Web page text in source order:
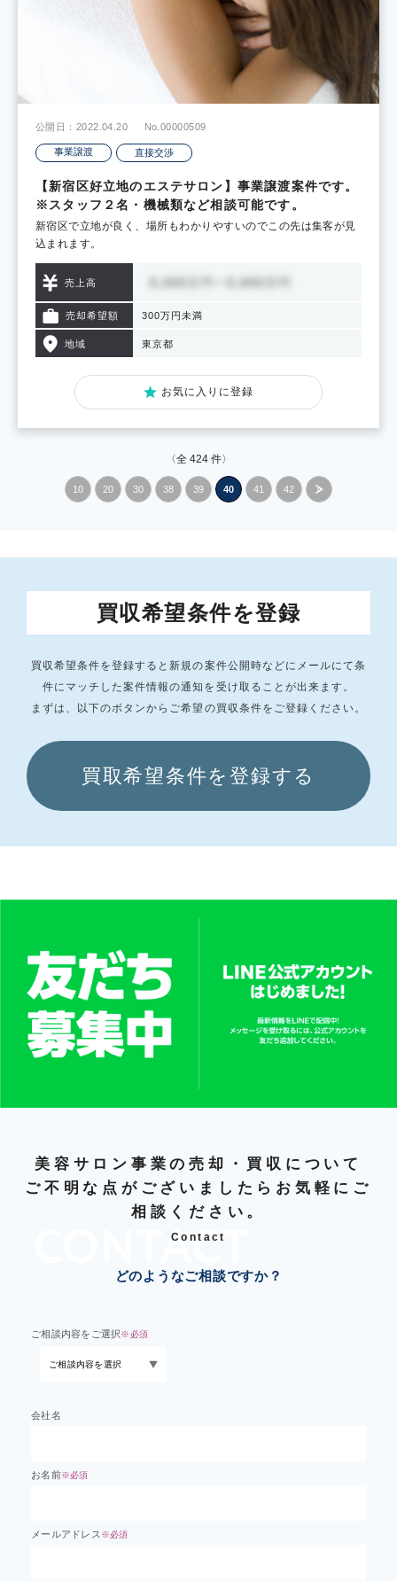
公開日：2022.04.20 No.00000509
事業譲渡 直接交渉
【新宿区好立地のエステサロン】事業譲渡案件です。
※スタッフ２名・機械類など相談可能です。
新宿区で立地が良く、場所もわかりやすいのでこの先は集客が見
込まれます。
売上高
売却希望額 300万円未満
地域 東京都
お気に入りに登録
〈全 424件〉
10 20 30 38 39 40 41 42 »
買収希望条件を登録
買収希望条件を登録すると新規の案件公開時などにメールにて条
件にマッチした案件情報の通知を受け取ることが出来ます。
まずは、以下のボタンからご希望の買収条件をご登録ください。
買取希望条件を登録する
美容サロン事業の売却・買収について
ご不明な点がございましたらお気軽にご
相談ください。
Contact
どのようなご相談ですか？
ご相談内容をご選択※必須
会社名
お名前※必須
メールアドレス ※必須